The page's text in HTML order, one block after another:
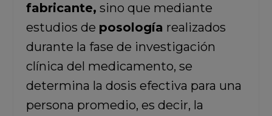
fabricante, sino que mediante
estudios de posología realizados
durante la fase de investigación
clínica del medicamento, se
determina la dosis efectiva para una
persona promedio, es decir, la